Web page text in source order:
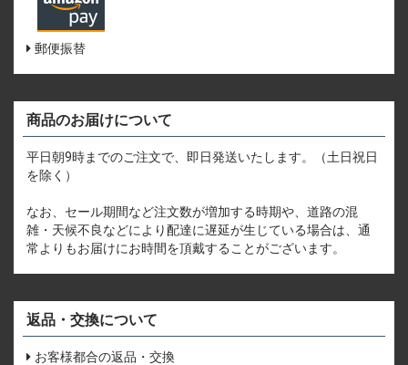
郵便振替
商品のお届けについて
平日朝9時までのご注文で、即日発送いたします。（土日祝日
を除く）
なお、セール期間など注文数が増加する時期や、道路の混
雑・天候不良などにより配達に遅延が生じている場合は、通
常よりもお届けにお時間を頂戴することがございます。
返品・交換について
お客様都合の返品・交換